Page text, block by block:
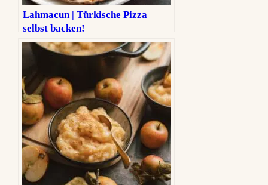
Lahmacun | Türkische Pizza
selbst backen!